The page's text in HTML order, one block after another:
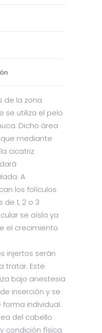
de la zona
se utiliza el pelo
Dicho área
mediante
cicatriz
A
los folículos
1, 2 o 3
se aísla ya
el crecimiento
injertos serán
tratar. Este
bajo anestesia
inserción y se
individual.
del cabello
condición física